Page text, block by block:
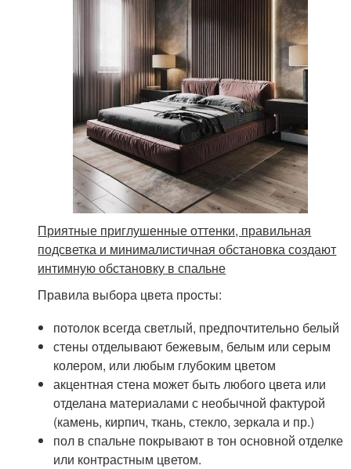
Приятные приглушенные оттенки, правильная
подсветка и минималистичная обстановка создают
интимную обстановку в спальне
Правила выбора цвета просты:
потолок всегда светлый, предпочтительно белый
стены отделывают бежевым, белым или серым
колером, или любым глубоким цветом
акцентная стена может быть любого цвета или
отделана материалами с необычной фактурой
(камень, кирпич, ткань, стекло, зеркала и пр.)
пол в спальне покрывают в тон основной отделке
или контрастным цветом.